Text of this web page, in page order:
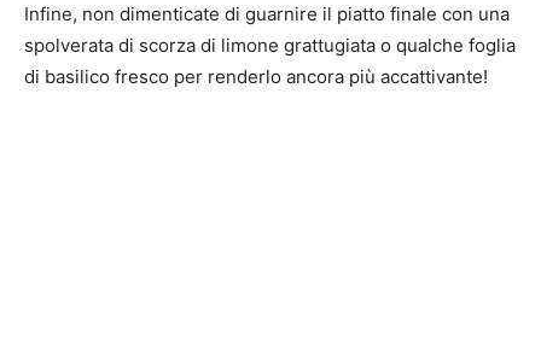
Infine, non dimenticate di guarnire il piatto finale con una
spolverata di scorza di limone grattugiata o qualche foglia
di basilico fresco per renderlo ancora più accattivante!